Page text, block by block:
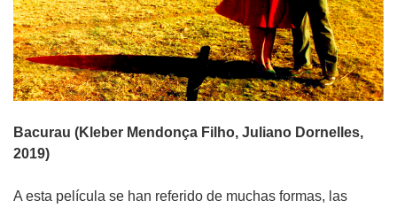
Bacurau (Kleber Mendonça Filho, Juliano Dornelles,
2019)
A esta película se han referido de muchas formas, las